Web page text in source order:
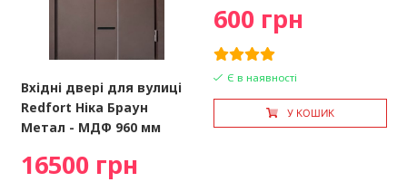
Вхідні двері для вулиці
Redfort Ніка Браун
Метал - МДФ 960 мм
16500 грн
600 грн
Є в наявності
У КОШИК